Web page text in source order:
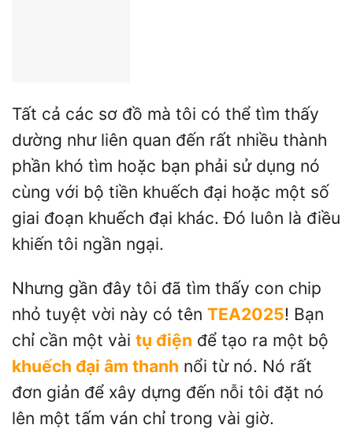
Tất cả các sơ đồ mà tôi có thể tìm thấy
dường như liên quan đến rất nhiều thành
phần khó tìm hoặc bạn phải sử dụng nó
cùng với bộ tiền khuếch đại hoặc một số
giai đoạn khuếch đại khác. Đó luôn là điều
khiến tôi ngần ngại.
Nhưng gần đây tôi đã tìm thấy con chip
nhỏ tuyệt vời này có tên TEA2025! Bạn
chỉ cần một vài tụ điện để tạo ra một bộ
khuếch đại âm thanh nổi từ nó. Nó rất
đơn giản để xây dựng đến nỗi tôi đặt nó
lên một tấm ván chỉ trong vài giờ.